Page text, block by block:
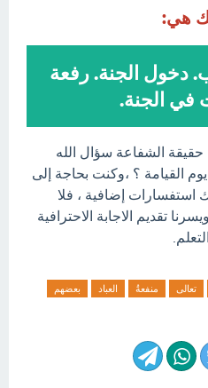
هي:
دخول الجنة. رفعة
في الجنة.
الشفاعة سؤال الله
القيامة ؟ ،وكنت بحاجة إلى
استفسارات إضافية ، فلا
تقديم الاجابة الاحترافية
تعالى منفعةُ العباد
بعضهم